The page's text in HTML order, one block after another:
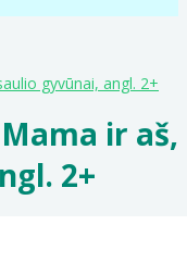
gyvūnai, angl. 2+
ir aš,
2+